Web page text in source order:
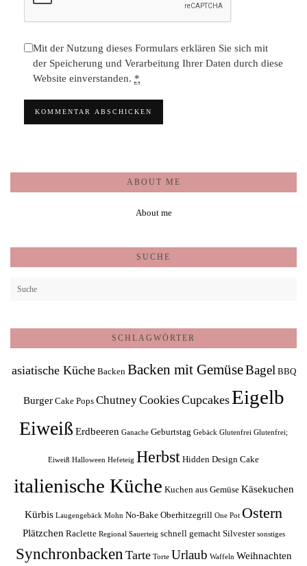
Mit der Nutzung dieses Formulars erklären Sie sich mit
der Speicherung und Verarbeitung Ihrer Daten durch diese
Website einverstanden. *
ABOUT ME
About me
SUCHE
SCHLAGWÖRTER
asiatische Küche Backen Backen mit GemüseBagel BBQ
Burger Cake Pops ChutneyCookiesCupcakesEigelb
Eiweiß Erdbeeren Ganache Geburtstag Gebäck Glutenfrei Glutenfrei;
Eiweiß Halloween Hefeteig Herbst Hidden Design Cake
italienische Küche Kuchen aus Gemüse Käsekuchen
Kürbis Laugengebäck Mohn No-Bake Oberhitzegrill One Pot Ostern
Plätzchen Raclette Regional Sauerteig schnell gemacht Silvester sonstiges
Synchronbacken Tarte Torte Urlaub Waffeln Weihnachten